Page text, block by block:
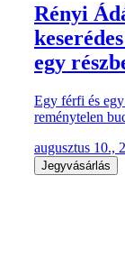
Rényi
egy
Egy férfi és
reménytelen
augusztus 10.,
Jegyvásárlás